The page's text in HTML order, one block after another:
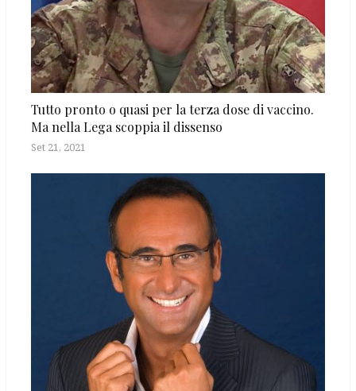
Tutto pronto o quasi per la terza dose di vaccino.
Ma nella Lega scoppia il dissenso
Set 21, 2021